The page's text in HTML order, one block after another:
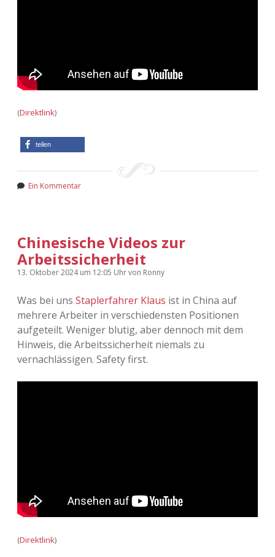
(Direktlink)
teilen
Ein Kommentar
Chinesische Videos zur
Arbeitssicherheit
13. Oktober 2024um 12:05 Uhrvon Ronny
Was bei uns Staplerfahrer Klaus ist in China auf
mehrere Arbeiter in verschiedensten Positionen
aufgeteilt. Weniger blutig, aber dennoch mit dem
Hinweis, die Arbeitssicherheit niemals zu
vernachlässigen. Safety first.
(Direktlink)